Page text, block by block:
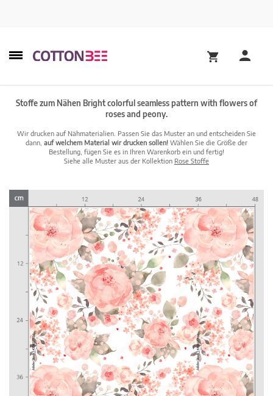
Stoffe zum Nähen Bright colorful seamless pattern with flowers of
roses and peony.
Wir drucken auf Nähmaterialien. Passen Sie das Muster an und entscheiden Sie
dann, auf welchem Material wir drucken sollen! Wählen Sie die Größe der
Bestellung, fügen Sie es in Ihren Warenkorb ein und fertig!
Siehe alle Muster aus der Kollektion Rose Stoffe